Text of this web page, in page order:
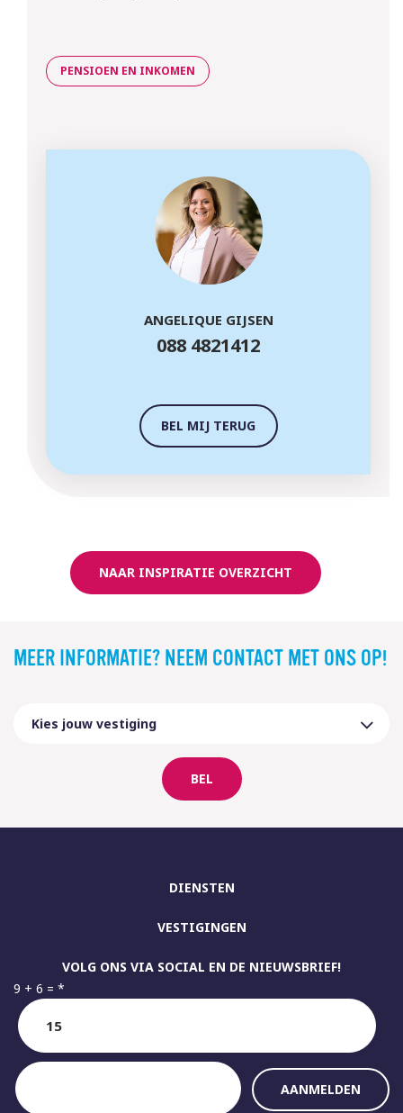
PENSIOEN EN INKOMEN
ANGELIQUE GIJSEN
088 4821412
BEL MIJ TERUG
NAAR INSPIRATIE OVERZICHT
MEER INFORMATIE? NEEM CONTACT MET ONS OP!
BEL
VOLG ONS VIA SOCIAL EN DE NIEUWSBRIEF!
9 + 6 = *
DIENSTEN
VESTIGINGEN